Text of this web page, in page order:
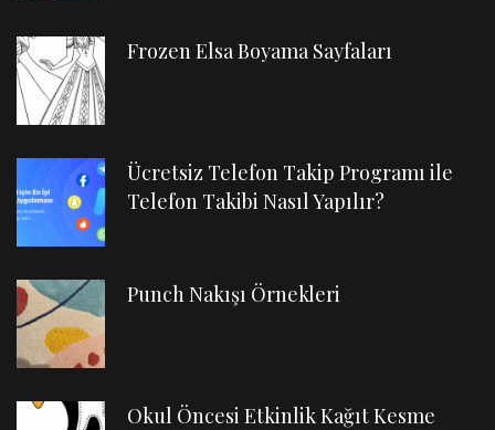
Frozen Elsa Boyama Sayfaları
Ücretsiz Telefon Takip Programı ile
Telefon Takibi Nasıl Yapılır?
Punch Nakışı Örnekleri
Okul Öncesi Etkinlik Kağıt Kesme